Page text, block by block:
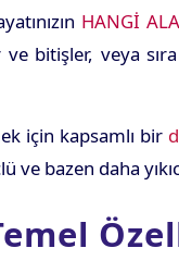
HANGİ
bitişler, veya
için kapsamlı bir
ve bazen daha